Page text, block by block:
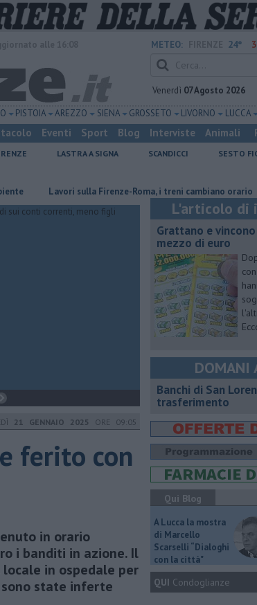
METEO: 24°
Venerdì 07 Agosto 2026
PISTOIA AREZZO SIENA GROSSETO LIVORNO LUCCA
Eventi Sport Blog Interviste Animali
LASTRA A SIGNA SCANDICCI
SESTO
Lavori sulla Firenze-Roma, i treni cambiano orario
21 GENNAIO 2025 ORE 09:05
ferito con
in orario
i banditi in azione. Il
in ospedale per
state inferte
L'articolo di
Grattano e
mezzo di euro
DOMANI
Banchi di San
trasferimento
Qui Blog
A Lucca la mostra
di Marcello
Scarselli “Dialoghi
con la città"
QUI Condoglianze